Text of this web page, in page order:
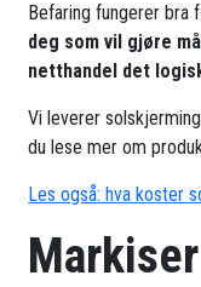
Befaring fungerer bra
deg som vil gjøre
netthandel det
Vi leverer
du lese mer om
Les også: hva koster